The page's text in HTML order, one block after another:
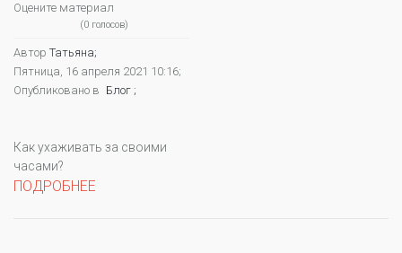
Оцените материал
(0 голосов)
Автор Татьяна;
Пятница, 16 апреля 2021 10:16;
Опубликовано в Блог ;
Как ухаживать за своими
часами?
ПОДРОБНЕЕ